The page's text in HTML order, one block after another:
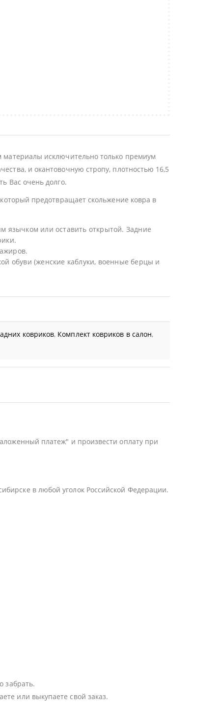
материалы исключительно только премиум
и окантовочную стропу, плотностью 16,5
Вас очень долго.
предотвращает скольжение ковра в
язычком или оставить открытой. Задние
обуви (женские каблуки, военные берцы и
ковриков, Комплект ковриков в салон,
платеж" и произвести оплату при
в любой уголок Российской Федерации.
забрать.
или выкупаете свой заказ.